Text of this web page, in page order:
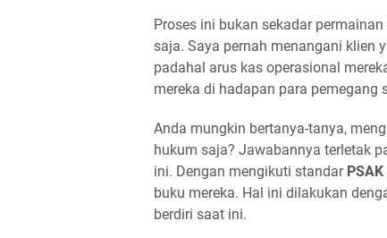
Proses ini bukan sekadar
saja. Saya pernah menangani klien
padahal arus kas operasional
mereka di hadapan para pemegang
Anda mungkin bertanya-tanya,
hukum saja? Jawabannya terletak
ini. Dengan mengikuti standar
buku mereka. Hal ini dilakukan
berdiri saat ini.